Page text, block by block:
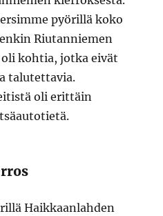
pyörillä koko
Riutanniemen
kohtia, jotka eivät
talutettavia.
oli erittäin
Haikkaanlahden